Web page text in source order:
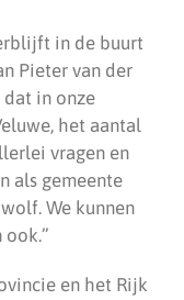
in de buurt
Pieter van der
dat in onze
het aantal
vragen en
als gemeente
We kunnen
en het Rijk